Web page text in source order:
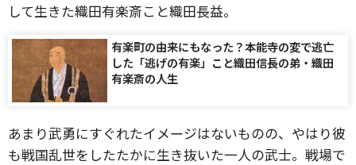
して生きた織田有楽斎こと織田長益。
有楽町の由来にもなった？本能寺の変で逃亡
した「逃げの有楽」こと織田信長の弟・織田
有楽斎の人生
あまり武勇にすぐれたイメージはないものの、やはり彼
も戦国乱世をしたたかに生き抜いた一人の武士。戦場で